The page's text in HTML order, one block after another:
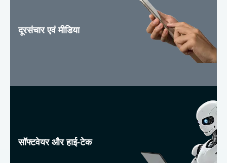
दूरसंचार एवं मीडिया
सॉफ्टवेयर और हाई-टेक